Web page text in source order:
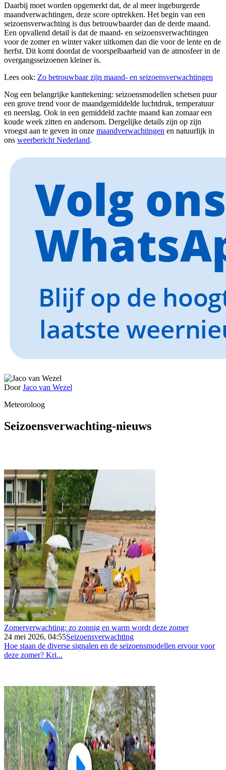
Daarbij moet worden opgemerkt dat, de al meer ingeburgerde
maandverwachtingen, deze score optrekken. Het begin van een
seizoensverwachting is dus betrouwbaarder dan de derde maand.
Een opvallend detail is dat de maand- en seizoensverwachtingen
voor de zomer en winter vaker uitkomen dan die voor de lente en de
herfst. Dit komt doordat de voorspelbaarheid van de atmosfeer in de
overgangsseizoenen kleiner is.
Lees ook: Zo betrouwbaar zijn maand- en seizoensverwachtingen
Nog een belangrijke kanttekening: seizoensmodellen schetsen puur
een grove trend voor de maandgemiddelde luchtdruk, temperatuur
en neerslag. Ook in een gemiddeld zachte maand kan zomaar een
koude week zitten en andersom. Dergelijke details zijn op zijn
vroegst aan te geven in onze maandverwachtingen en natuurlijk in
ons weerbericht Nederland.
DoorJaco van Wezel
Meteoroloog
Seizoensverwachting-nieuws
Zomerverwachting: zo zonnig en warm wordt deze zomer
24 mei 2026, 04:55Seizoensverwachting
Hoe staan de diverse signalen en de seizoensmodellen ervoor voor
deze zomer? Kri...